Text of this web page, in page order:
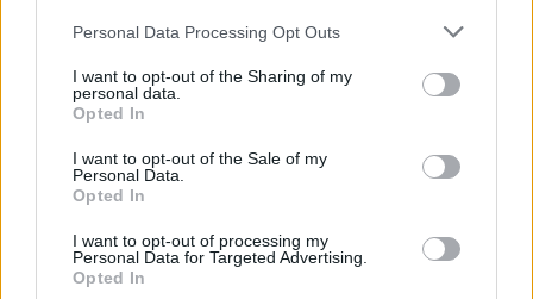
Personal Data Processing Opt Outs
I want to opt-out of the Sharing of my
personal data.
Opted In
I want to opt-out of the Sale of my
Personal Data.
Opted In
I want to opt-out of processing my
Personal Data for Targeted Advertising.
Opted In
Saftiges Roastbeef
Leicht
Filet im Teigmantel
Mittel
Roastbeef für Feinschmecker
Mittel